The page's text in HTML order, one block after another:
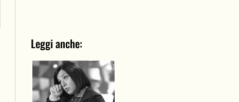
Leggi anche: